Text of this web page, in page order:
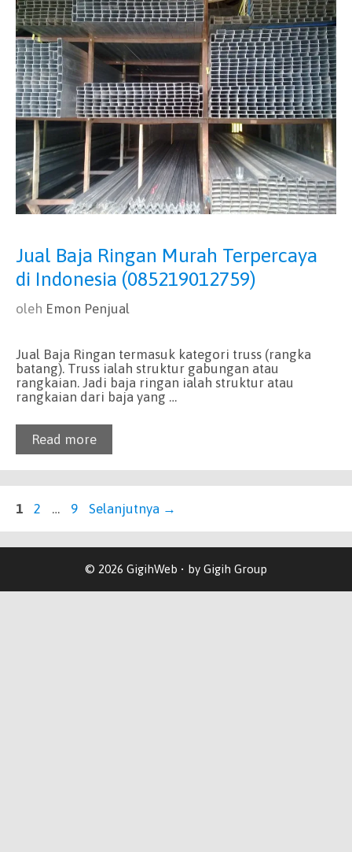
Jual Baja Ringan Murah Terpercaya
di Indonesia (085219012759)
oleh Emon Penjual
Jual Baja Ringan termasuk kategori truss (rangka
batang). Truss ialah struktur gabungan atau
rangkaian. Jadi baja ringan ialah struktur atau
rangkaian dari baja yang …
Read more
1 2 … 9 Selanjutnya →
© 2026 GigihWeb • by Gigih Group